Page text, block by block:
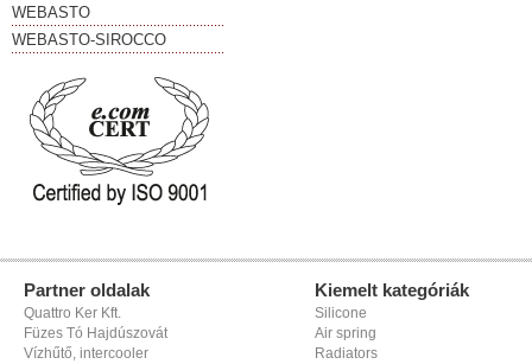
WEBASTO
WEBASTO-SIROCCO
Partner oldalak
Quattro Ker Kft.
Füzes Tó Hajdúszovát
Vízhűtő, intercooler
Kiemelt kategóriák
Silicone
Air spring
Radiators